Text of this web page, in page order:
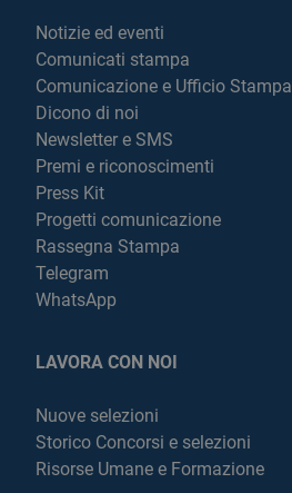
Notizie ed eventi
Comunicati stampa
Comunicazione e Ufficio Stampa
Dicono di noi
Newsletter e SMS
Premi e riconoscimenti
Press Kit
Progetti comunicazione
Rassegna Stampa
Telegram
WhatsApp
LAVORA CON NOI
Nuove selezioni
Storico Concorsi e selezioni
Risorse Umane e Formazione